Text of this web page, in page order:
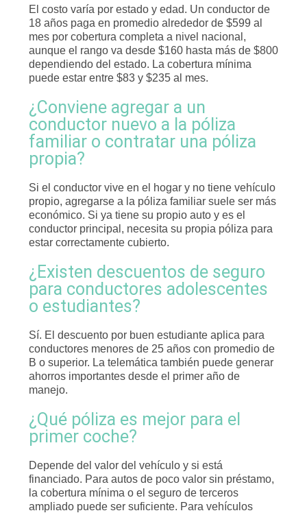
El costo varía por estado y edad. Un conductor de
18 años paga en promedio alrededor de $599 al
mes por cobertura completa a nivel nacional,
aunque el rango va desde $160 hasta más de $800
dependiendo del estado. La cobertura mínima
puede estar entre $83 y $235 al mes.
¿Conviene agregar a un
conductor nuevo a la póliza
familiar o contratar una póliza
propia?
Si el conductor vive en el hogar y no tiene vehículo
propio, agregarse a la póliza familiar suele ser más
económico. Si ya tiene su propio auto y es el
conductor principal, necesita su propia póliza para
estar correctamente cubierto.
¿Existen descuentos de seguro
para conductores adolescentes
o estudiantes?
Sí. El descuento por buen estudiante aplica para
conductores menores de 25 años con promedio de
B o superior. La telemática también puede generar
ahorros importantes desde el primer año de
manejo.
¿Qué póliza es mejor para el
primer coche?
Depende del valor del vehículo y si está
financiado. Para autos de poco valor sin préstamo,
la cobertura mínima o el seguro de terceros
ampliado puede ser suficiente. Para vehículos